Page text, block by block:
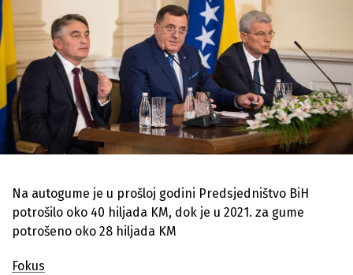
Na autogume je u prošloj godini Predsjedništvo BiH
potrošilo oko 40 hiljada KM, dok je u 2021. za gume
potrošeno oko 28 hiljada KM
Fokus